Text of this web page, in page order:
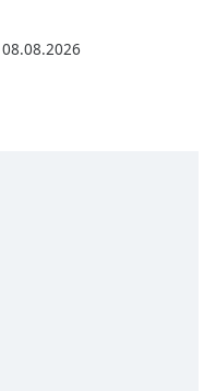
08.08.2026